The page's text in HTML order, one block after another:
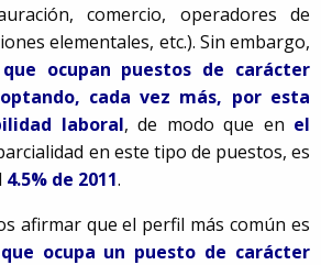
comercio, operadores de
elementales, etc.). Sin embargo,
ocupan puestos de carácter
cada vez más, por esta
laboral, de modo que en el
en este tipo de puestos, es
4.5% de 2011.
afirmar que el perfil más común es
ocupa un puesto de carácter